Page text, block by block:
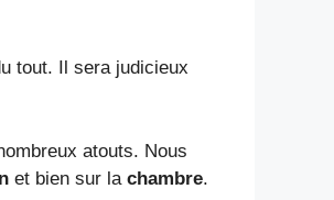
tout. Il sera judicieux
atouts. Nous
et bien sur la chambre.